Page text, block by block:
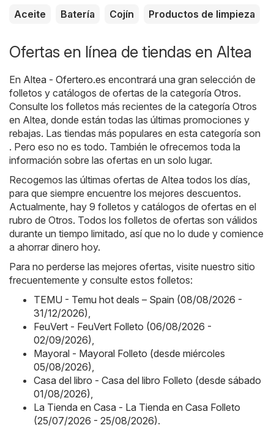
Aceite
Batería Cojín Productos de limpieza
Ofertas en línea de tiendas en Altea
En Altea - Ofertero.es encontrará una gran selección de
folletos y catálogos de ofertas de la categoría Otros.
Consulte los folletos más recientes de la categoría Otros
en Altea, donde están todas las últimas promociones y
rebajas. Las tiendas más populares en esta categoría son
. Pero eso no es todo. También le ofrecemos toda la
información sobre las ofertas en un solo lugar.
Recogemos las últimas ofertas de Altea todos los días,
para que siempre encuentre los mejores descuentos.
Actualmente, hay 9 folletos y catálogos de ofertas en el
rubro de Otros. Todos los folletos de ofertas son válidos
durante un tiempo limitado, así que no lo dude y comience
a ahorrar dinero hoy.
Para no perderse las mejores ofertas, visite nuestro sitio
frecuentemente y consulte estos folletos:
TEMU - Temu hot deals – Spain (08/08/2026 -
31/12/2026),
FeuVert - FeuVert Folleto (06/08/2026 -
02/09/2026),
Mayoral - Mayoral Folleto (desde miércoles
05/08/2026),
Casa del libro - Casa del libro Folleto (desde sábado
01/08/2026),
La Tienda en Casa - La Tienda en Casa Folleto
(25/07/2026 - 25/08/2026).